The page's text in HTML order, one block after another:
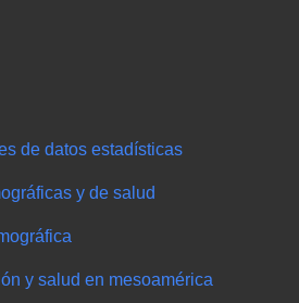
de datos estadísticas
y de salud
y salud en mesoamérica